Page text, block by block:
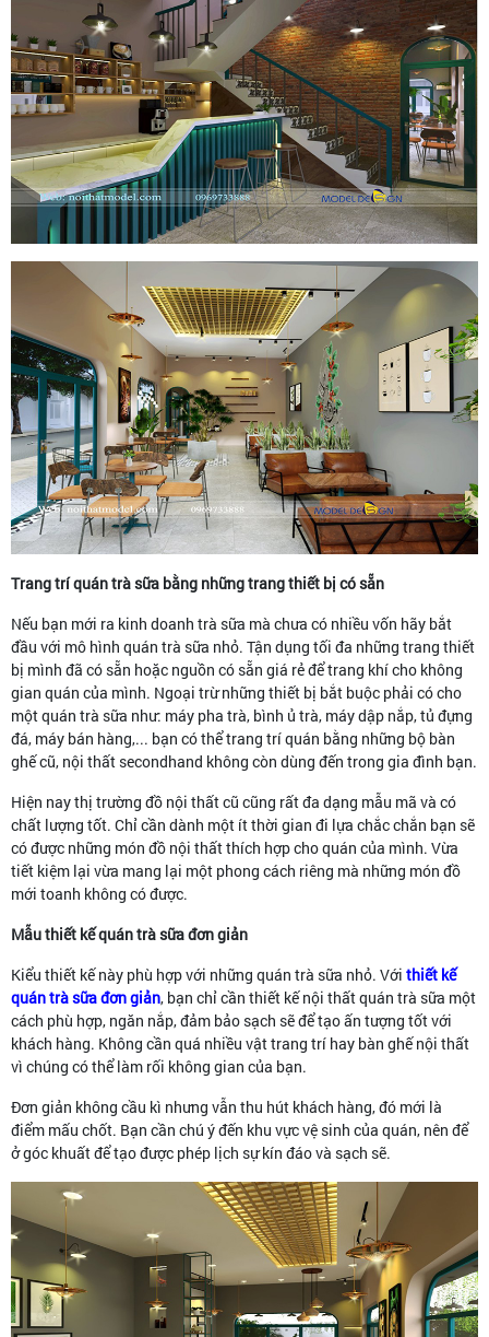
Trang trí quán trà sữa bằng những trang thiết bị có sẵn
Nếu bạn mới ra kinh doanh trà sữa mà chưa có nhiều vốn hãy bắt
đầu với mô hình quán trà sữa nhỏ. Tận dụng tối đa những trang thiết
bị mình đã có sẵn hoặc nguồn có sẵn giá rẻ để trang khí cho không
gian quán của mình. Ngoại trừ những thiết bị bắt buộc phải có cho
một quán trà sữa như: máy pha trà, bình ủ trà, máy dập nắp, tủ đựng
đá, máy bán hàng,... bạn có thể trang trí quán bằng những bộ bàn
ghế cũ, nội thất secondhand không còn dùng đến trong gia đình bạn.
Hiện nay thị trường đồ nội thất cũ cũng rất đa dạng mẫu mã và có
chất lượng tốt. Chỉ cần dành một ít thời gian đi lựa chắc chắn bạn sẽ
có được những món đồ nội thất thích hợp cho quán của mình. Vừa
tiết kiệm lại vừa mang lại một phong cách riêng mà những món đồ
mới toanh không có được.
Mẫu thiết kế quán trà sữa đơn giản
Kiểu thiết kế này phù hợp với những quán trà sữa nhỏ. Với thiết kế
quán trà sữa đơn giản, bạn chỉ cần thiết kế nội thất quán trà sữa một
cách phù hợp, ngăn nắp, đảm bảo sạch sẽ để tạo ấn tượng tốt với
khách hàng. Không cần quá nhiều vật trang trí hay bàn ghế nội thất
vì chúng có thể làm rối không gian của bạn.
Đơn giản không cầu kì nhưng vẫn thu hút khách hàng, đó mới là
điểm mấu chốt. Bạn cần chú ý đến khu vực vệ sinh của quán, nên để
ở góc khuất để tạo được phép lịch sự kín đáo và sạch sẽ.